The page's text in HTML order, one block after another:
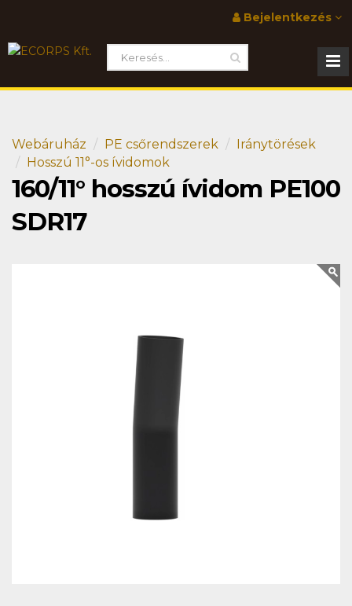
Bejelentkezés
Webáruház PE csőrendszerek
Iránytörések
Hosszú 11°-os ívidomok
160/11° hosszú ívidom PE100
SDR17